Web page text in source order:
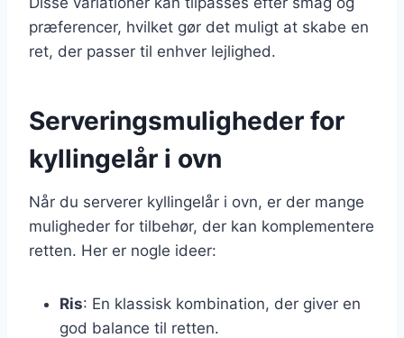
præferencer, hvilket gør det muligt at skabe en
ret, der passer til enhver lejlighed.
Serveringsmuligheder for
kyllingelår i ovn
Når du serverer kyllingelår i ovn, er der mange
muligheder for tilbehør, der kan komplementere
retten. Her er nogle ideer:
Ris: En klassisk kombination, der giver en
god balance til retten.